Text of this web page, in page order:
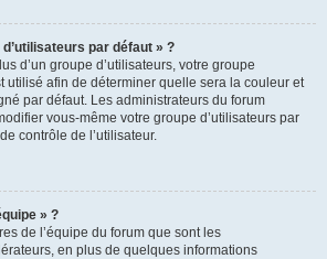
d’utilisateurs par défaut » ?
d’un groupe d’utilisateurs, votre groupe
utilisé afin de déterminer quelle sera la couleur et
par défaut. Les administrateurs du forum
vous-même votre groupe d’utilisateurs par
contrôle de l’utilisateur.
» ?
de l’équipe du forum que sont les
en plus de quelques informations